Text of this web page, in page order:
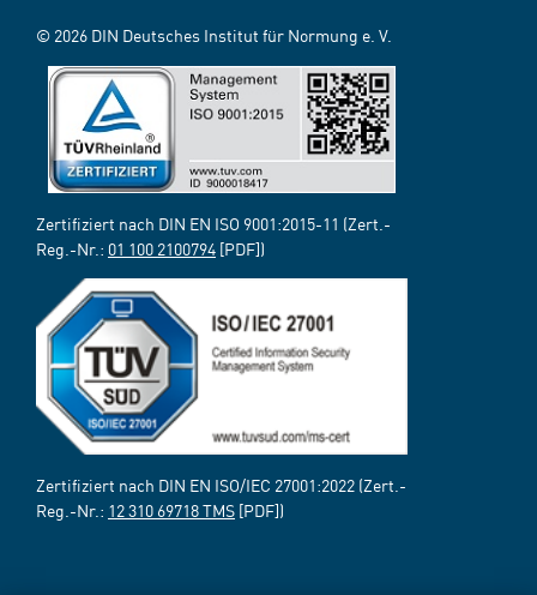
© 2026 DIN Deutsches Institut für Normung e. V.
Zertifiziert nach DIN EN ISO 9001:2015-11 (Zert.-
Reg.-Nr.: 01 100 2100794 [PDF])
Zertifiziert nach DIN EN ISO/IEC 27001:2022 (Zert.-
Reg.-Nr.: 12 310 69718 TMS [PDF])